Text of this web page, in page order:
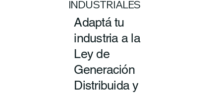
INDUSTRIALES
Adaptá tu
industria a la
Ley de
Generación
Distribuida y